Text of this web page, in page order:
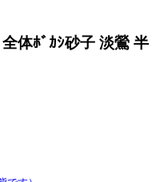
体ﾎﾞｶｼ砂子 淡鶯 半